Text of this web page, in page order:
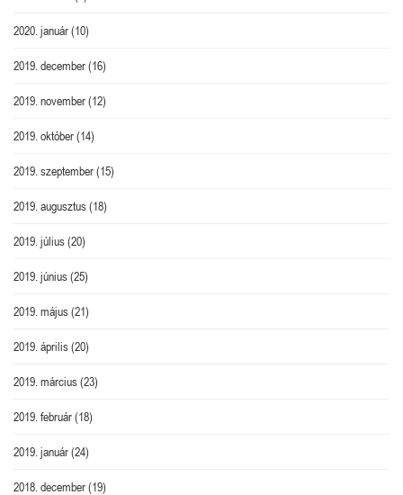
2020. január(10)
2019. december(16)
2019. november(12)
2019. október(14)
2019. szeptember(15)
2019. augusztus(18)
2019. július(20)
2019. június(25)
2019. május(21)
2019. április(20)
2019. március(23)
2019. február(18)
2019. január(24)
2018. december(19)